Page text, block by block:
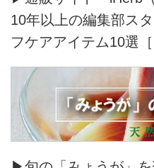
10年以上の編集部ス
フケアアイテム10選［